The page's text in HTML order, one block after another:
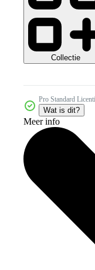
Collectie
Pro Standard
Wat is dit?
Meer info